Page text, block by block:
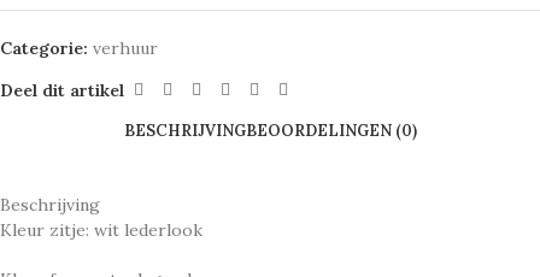
Categorie: verhuur
Deel dit artikel
BESCHRIJVINGBEOORDELINGEN (0)
Beschrijving
Kleur zitje: wit lederlook